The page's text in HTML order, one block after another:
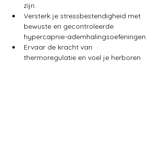
zijn.
Versterk je stressbestendigheid met
bewuste en gecontroleerde
hypercapnie-ademhalingsoefeningen.
Ervaar de kracht van
thermoregulatie en voel je herboren